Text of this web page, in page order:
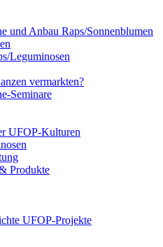
und Anbau Raps/Sonnenblumen
Leguminosen
vermarkten?
Seminare
UFOP-Kulturen
Produkte
UFOP-Projekte